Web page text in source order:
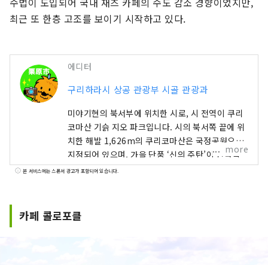
최근 또 한층 고조를 보이기 시작하고 있다.
에디터
구리하라시 상공 관광부 시골 관광과
미야기현의 북서부에 위치한 시로, 시 전역이 쿠리
코마산 기슭 지오 파크입니다. 시의 북서쪽 끝에 위
치한 해발 1,626m의 쿠리코마산은 국정공원으로
지정되어 있으며, 가을 단풍 ‘신의 주탄’이 전국적
으로도 유명합니다. 또, 남동쪽에 위치한 이즈누마
은 철새가 방문합니다. 그 외에도 지오 파크 방문자
센터와 호소쿠라 마인 파크, 쿠리덴 박물관의 3대
more
본 서비스에는 스폰서 광고가 포함되어 있습니다.
카페 콜로포클